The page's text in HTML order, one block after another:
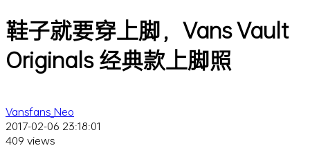
鞋子就要穿上脚，Vans Vault
Originals 经典款上脚照
Vansfans_Neo
2017-02-06 23:18:01
409 views